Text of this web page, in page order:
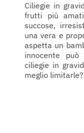
Ciliegie in
frutti più
succose,
una vera e
aspetta un
innocente
ciliegie in
meglio